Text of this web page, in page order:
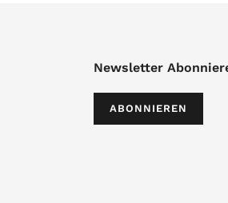
Newsletter
ABONNIEREN